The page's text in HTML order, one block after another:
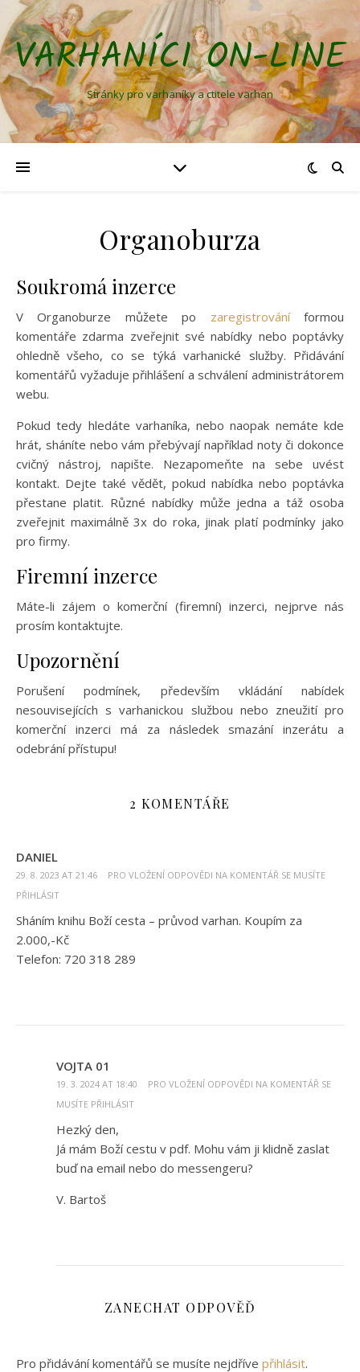
VARHANÍCI ON-LINE
Stránky pro varhaníky a ctitele varhan
Organoburza
Soukromá inzerce
V Organoburze můžete po zaregistrováníformou
komentáře zdarma zveřejnit své nabídky nebo poptávky
ohledně všeho, co se týká varhanické služby. Přidávání
komentářů vyžaduje přihlášení a schválení administrátorem
webu.
Pokud tedy hledáte varhaníka, nebo naopak nemáte kde
hrát, sháníte nebo vám přebývají například noty či dokonce
cvičný nástroj, napište. Nezapomeňte na sebe uvést
kontakt. Dejte také vědět, pokud nabídka nebo poptávka
přestane platit. Různé nabídky může jedna a táž osoba
zveřejnit maximálně 3x do roka, jinak platí podmínky jako
pro firmy.
Firemní inzerce
Máte-li zájem o komerční (firemní) inzerci, nejprve nás
prosím kontaktujte.
Upozornění
Porušení podmínek, především vkládání nabídek
nesouvisejících s varhanickou službou nebo zneužití pro
komerční inzerci má za následek smazání inzerátu a
odebrání přístupu!
2 KOMENTÁŘE
DANIEL
29. 8. 2023 AT 21:46
PRO VLOŽENÍ ODPOVĚDI NA KOMENTÁŘ SE MUSÍTE
PŘIHLÁSIT
Sháním knihu Boží cesta – průvod varhan. Koupím za
2.000,-Kč
Telefon: 720 318 289
VOJTA 01
19. 3. 2024 AT 18:40
PRO VLOŽENÍ ODPOVĚDI NA KOMENTÁŘ SE
MUSÍTE PŘIHLÁSIT
Hezký den,
Já mám Boží cestu v pdf. Mohu vám ji klidně zaslat
buď na email nebo do messengeru?
V. Bartoš
ZANECHAT ODPOVĚĎ
Pro přidávání komentářů se musíte nejdříve přihlásit.